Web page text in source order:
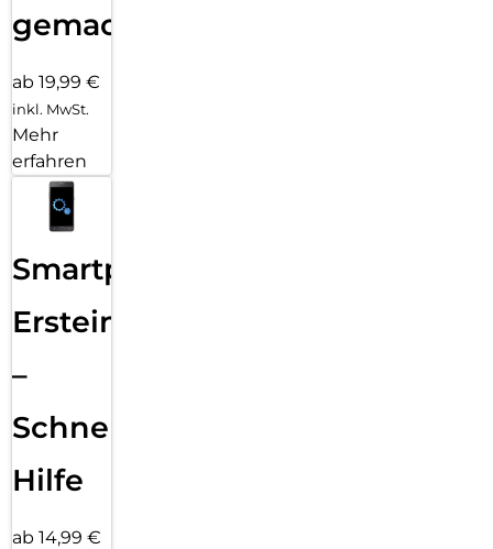
gemacht!
ab 19,99 €
inkl. MwSt.
Mehr
erfahren
Smartphone
Ersteinrichtung
–
Schnelle
Hilfe
ab 14,99 €